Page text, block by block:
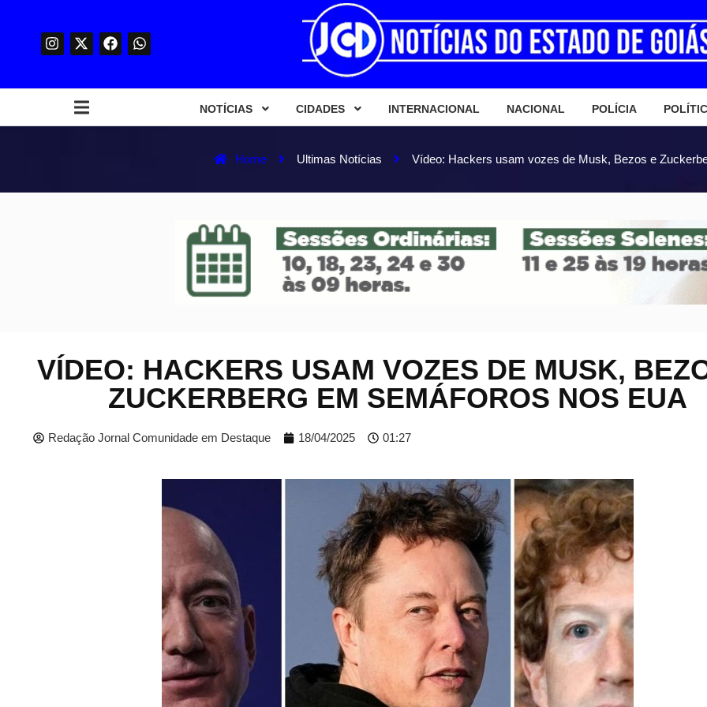
NOTÍCIAS CIDADES INTERNACIONAL NACIONAL POLÍCIA
Home Ultimas Notícias Vídeo: Hackers usam vozes de Musk, Bezos e
VÍDEO: HACKERS USAM VOZES DE MUSK,
ZUCKERBERG EM SEMÁFOROS NOS EUA
Redação Jornal Comunidade em Destaque 18/04/2025 01:27